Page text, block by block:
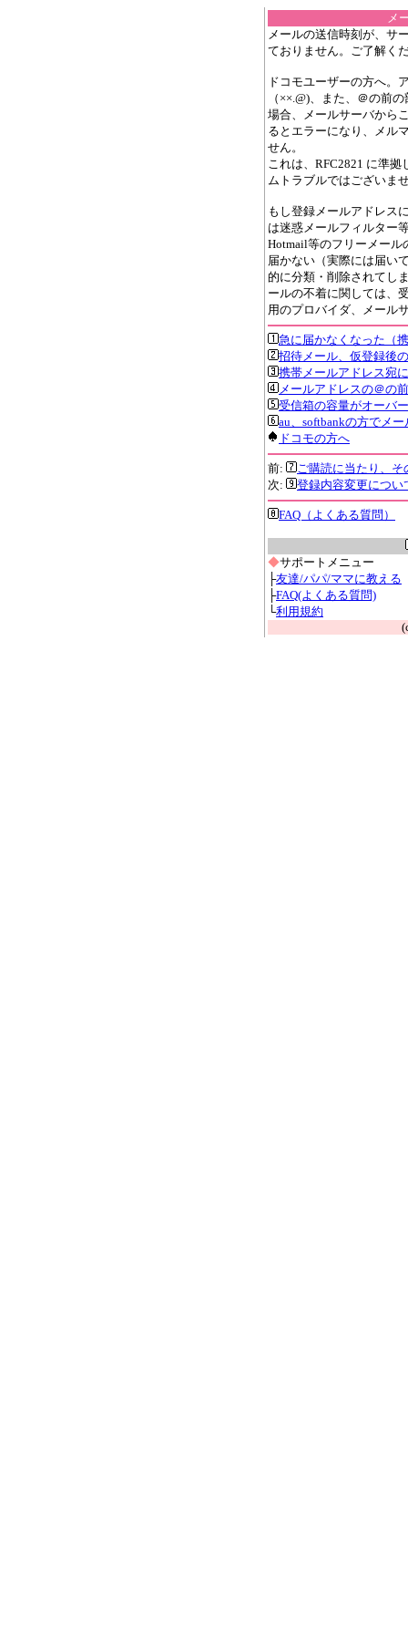
メ
メールの送信時刻が、サ
ておりません。ご了解く
ドコモユーザーの方へ。
（××.@)、また、＠の前
場合、メールサーバから
るとエラーになり、メル
せん。
これは、RFC2821 に準
ムトラブルではございま
もし登録メールアドレス
は迷惑メールフィルター
Hotmail等のフリーメール
届かない（実際には届い
的に分類・削除されてし
ールの不着に関しては、
用のプロバイダ、メール
急に届かなくなった（
招待メール、仮登録後
携帯メールアドレス宛
メールアドレスの＠の
受信箱の容量がオーバ
au、softbankの方でメ
ドコモの方へ
前:
ご購読に当たり、
次:
登録内容変更につい
FAQ（よくある質問）
◆サポートメニュー
├友達/パパ/ママに教える
├FAQ(よくある質問)
└利用規約